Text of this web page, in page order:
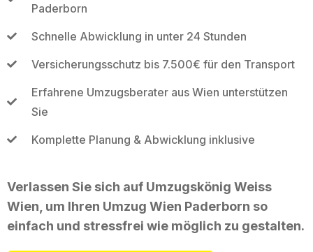
Paderborn
Schnelle Abwicklung in unter 24 Stunden
Versicherungsschutz bis 7.500€ für den Transport
Erfahrene Umzugsberater aus Wien unterstützen
Sie
Komplette Planung & Abwicklung inklusive
Verlassen Sie sich auf Umzugskönig Weiss
Wien, um Ihren Umzug Wien Paderborn so
einfach und stressfrei wie möglich zu gestalten.